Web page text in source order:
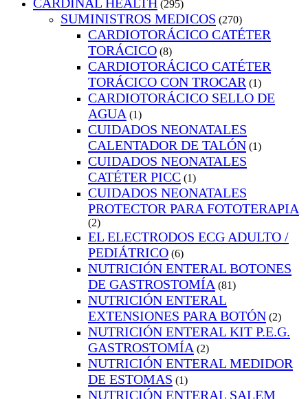
(295)
SUMINISTROS MEDICOS (270)
CARDIOTORÁCICO CATÉTER
TORÁCICO (8)
CARDIOTORÁCICO CATÉTER
TORÁCICO CON TROCAR (1)
CARDIOTORÁCICO SELLO DE
AGUA (1)
CUIDADOS NEONATALES
CALENTADOR DE TALÓN (1)
CUIDADOS NEONATALES
CATÉTER PICC (1)
CUIDADOS NEONATALES
PROTECTOR PARA FOTOTERAPIA
(2)
EL ELECTRODOS ECG ADULTO /
PEDIÁTRICO (6)
NUTRICIÓN ENTERAL BOTONES
DE GASTROSTOMÍA (81)
NUTRICIÓN ENTERAL
EXTENSIONES PARA BOTÓN (2)
NUTRICIÓN ENTERAL KIT P.E.G.
GASTROSTOMÍA (2)
NUTRICIÓN ENTERAL MEDIDOR
DE ESTOMAS (1)
NUTRICIÓN ENTERAL SALEM